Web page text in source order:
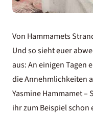
Von Hammamets
Und so sieht euer
aus: An einigen Tagen
die Annehmlichkeiten
Yasmine Hammamet –
ihr zum Beispiel